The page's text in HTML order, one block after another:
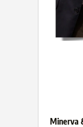
Minerva